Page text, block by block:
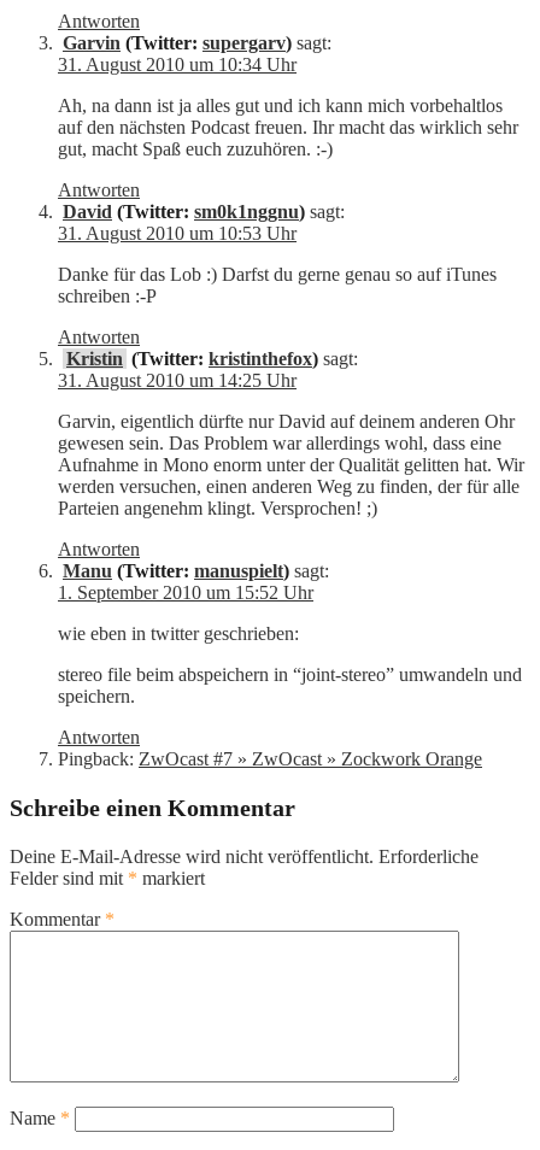
Antworten
Garvin (Twitter: supergarv) sagt:
31. August 2010 um 10:34 Uhr
Ah, na dann ist ja alles gut und ich kann mich vorbehaltlos
auf den nächsten Podcast freuen. Ihr macht das wirklich sehr
gut, macht Spaß euch zuzuhören. :-)
Antworten
David (Twitter: sm0k1nggnu) sagt:
31. August 2010 um 10:53 Uhr
Danke für das Lob :) Darfst du gerne genau so auf iTunes
schreiben :-P
Antworten
Kristin (Twitter: kristinthefox) sagt:
31. August 2010 um 14:25 Uhr
Garvin, eigentlich dürfte nur David auf deinem anderen Ohr
gewesen sein. Das Problem war allerdings wohl, dass eine
Aufnahme in Mono enorm unter der Qualität gelitten hat. Wir
werden versuchen, einen anderen Weg zu finden, der für alle
Parteien angenehm klingt. Versprochen! ;)
Antworten
Manu (Twitter: manuspielt) sagt:
1. September 2010 um 15:52 Uhr
wie eben in twitter geschrieben:
stereo file beim abspeichern in “joint-stereo” umwandeln und
speichern.
Antworten
Pingback: ZwOcast #7 » ZwOcast » Zockwork Orange
Schreibe einen Kommentar
Deine E-Mail-Adresse wird nicht veröffentlicht. Erforderliche
Felder sind mit * markiert
Kommentar *
Name *